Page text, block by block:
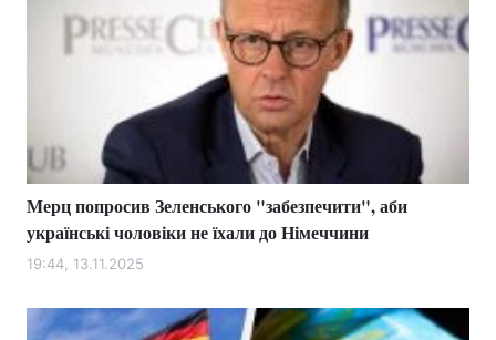
Мерц попросив Зеленського "забезпечити", аби
українські чоловіки не їхали до Німеччини
19:44, 13.11.2025